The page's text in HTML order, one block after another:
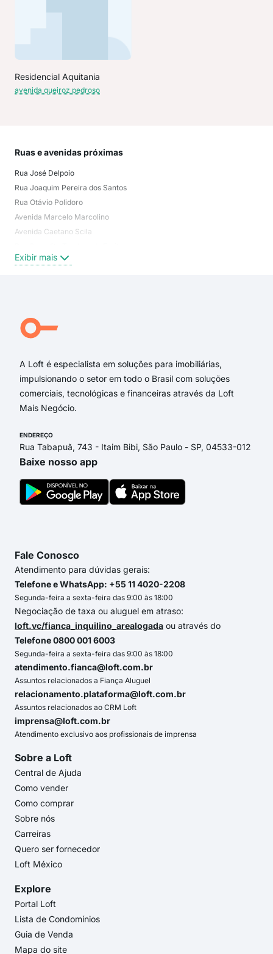
Residencial Aquitania
avenida queiroz pedroso
Ruas e avenidas próximas
Rua José Delpoio
Rua Joaquim Pereira dos Santos
Rua Otávio Polidoro
Avenida Marcelo Marcolino
Avenida Caetano Scila
Rua Amador Alves de Oliveira
Avenida Assis Brasil
Rua Lazar Segall
Exibir mais
A Loft é especialista em soluções para imobiliárias,
impulsionando o setor em todo o Brasil com soluções
comerciais, tecnológicas e financeiras através da Loft
Mais Negócio.
ENDEREÇO
Rua Tabapuã, 743 - Itaim Bibi, São Paulo - SP, 04533-012
Baixe nosso app
Fale Conosco
Atendimento para dúvidas gerais:
Telefone e WhatsApp: +55 11 4020-2208
Segunda-feira a sexta-feira das 9:00 às 18:00
Negociação de taxa ou aluguel em atraso:
loft.vc/fianca_inquilino_arealogada ou através do
Telefone 0800 001 6003
Segunda-feira a sexta-feira das 9:00 às 18:00
atendimento.fianca@loft.com.br
Assuntos relacionados a Fiança Aluguel
relacionamento.plataforma@loft.com.br
Assuntos relacionados ao CRM Loft
imprensa@loft.com.br
Atendimento exclusivo aos profissionais de imprensa
Sobre a Loft
Central de Ajuda
Como vender
Como comprar
Sobre nós
Carreiras
Quero ser fornecedor
Loft México
Explore
Portal Loft
Lista de Condomínios
Guia de Venda
Mapa do site